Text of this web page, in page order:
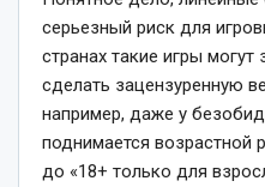
серьезный риск для
странах такие игры могут
сделать зацензуренную
например, даже у
поднимается возрастной
до «18+ только для